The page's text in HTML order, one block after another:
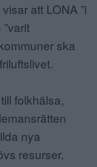
visar att LONA ”i
ska
folkhälsa,
nya
resurser.